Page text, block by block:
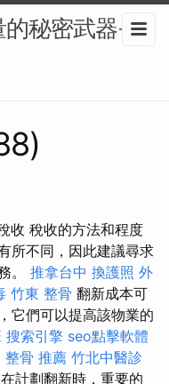
秘密武器-
收 稅收的方法和程度
所不同，因此建議尋求
。 推拿台中 換護照 外
竹東 整骨 翻新成本可
它們可以提高該物業的
搜索引擎 seo點擊軟體
整骨 推薦 竹北中醫診
在計劃翻新時，重要的